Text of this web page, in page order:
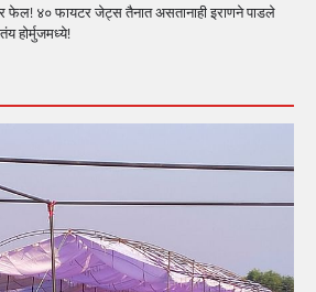
फेल! ४० फायटर जेट्स तैनात असतानाही इराणने पाडले
होर्मुजमध्ये!